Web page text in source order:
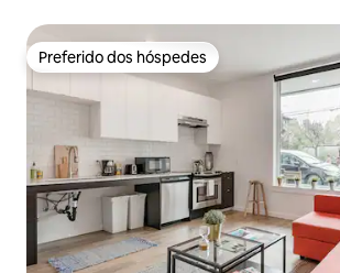
Preferido dos hóspedes
Preferido dos hóspedes